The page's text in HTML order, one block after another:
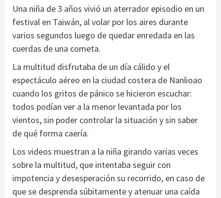
Una niña de 3 años vivió un aterrador episodio en un
festival en Taiwán, al volar por los aires durante
varios segundos luego de quedar enredada en las
cuerdas de una cometa.
La multitud disfrutaba de un día cálido y el
espectáculo aéreo en la ciudad costera de Nanlioao
cuando los gritos de pánico se hicieron escuchar:
todos podían ver a la menor levantada por los
vientos, sin poder controlar la situación y sin saber
de qué forma caería.
Los videos muestran a la niña girando varias veces
sobre la multitud, que intentaba seguir con
impotencia y desesperación su recorrido, en caso de
que se desprenda súbitamente y atenuar una caída